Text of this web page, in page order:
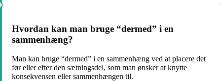
Hvordan kan man bruge “dermed” i en
sammenhæng?
Man kan bruge “dermed” i en sammenhæng ved at placere det
før eller efter den sætningsdel, som man ønsker at knytte
konsekvensen eller sammenhængen til.